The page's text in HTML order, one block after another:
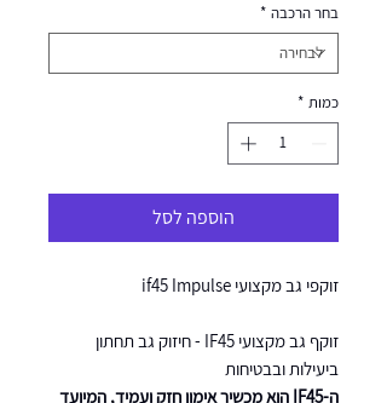
בחר הרכבה *
כמות *
הוספה לסל
זוקפי גב מקצועי if45 Impulse
זוקף גב מקצועי IF45 - חיזוק גב תחתון
ביעילות ובבטיחות
ה-IF45 הוא מכשיר אימון חזק ועמיד, המיועד